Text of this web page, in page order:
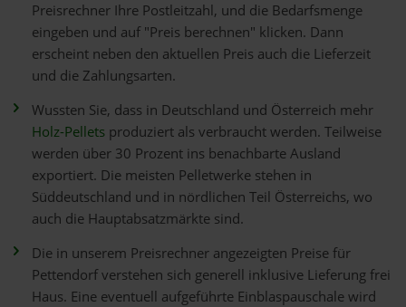
Preisrechner Ihre Postleitzahl, und die Bedarfsmenge
eingeben und auf "Preis berechnen" klicken. Dann
erscheint neben den aktuellen Preis auch die Lieferzeit
und die Zahlungsarten.
Wussten Sie, dass in Deutschland und Österreich mehr
Holz-Pellets produziert als verbraucht werden. Teilweise
werden über 30 Prozent ins benachbarte Ausland
exportiert. Die meisten Pelletwerke stehen in
Süddeutschland und in nördlichen Teil Österreichs, wo
auch die Hauptabsatzmärkte sind.
Die in unserem Preisrechner angezeigten Preise für
Pettendorf verstehen sich generell inklusive Lieferung frei
Haus. Eine eventuell aufgeführte Einblaspauschale wird